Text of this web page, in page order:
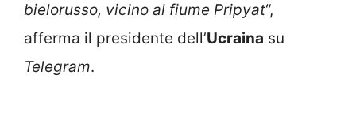
bielorusso, vicino al fiume Pripyat“,
afferma il presidente dell’Ucraina su
Telegram.